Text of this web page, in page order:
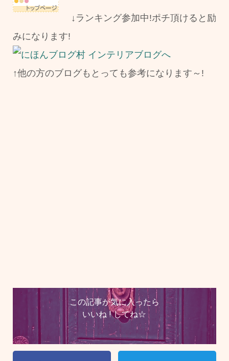
↓ランキング参加中!ポチ頂けると励
みになります!
↑他の方のブログもとっても参考になります～!
この記事が気に入ったら
いいね ! してね☆